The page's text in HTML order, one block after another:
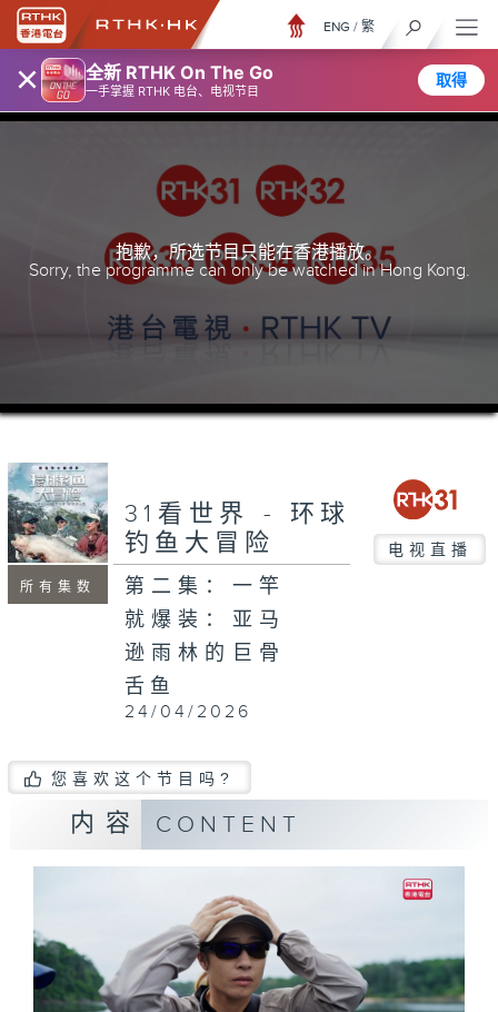
× 全新 RTHK On The Go
一手掌握 RTHK 电台、电视节目
取得
ENG / 繁
抱歉，所选节目只能在香港播放。
Sorry, the programme can only be watched in Hong Kong.
所有集数
31看世界 - 环球
钓鱼大冒险
电视直播
第二集：一竿
就爆装：亚马
逊雨林的巨骨
舌鱼
24/04/2026
您喜欢这个节目吗?
内容 CONTENT